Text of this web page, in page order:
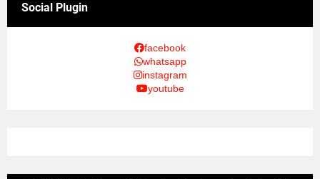
Social Plugin
facebook
whatsapp
instagram
youtube